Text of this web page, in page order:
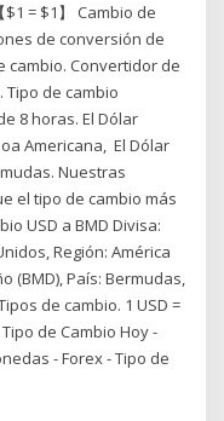
= $1】 Cambio de
de conversión de
cambio. Convertidor de
Tipo de cambio
8 horas. El Dólar
Americana, El Dólar
Nuestras
el tipo de cambio más
USD a BMD Divisa:
Región: América
(BMD), País: Bermudas,
de cambio. 1 USD =
de Cambio Hoy -
- Forex - Tipo de